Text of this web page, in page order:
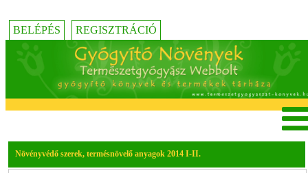
BELÉPÉS REGISZTRÁCIÓ
Növényvédő szerek, termésnövelő anyagok 2014 I-II.